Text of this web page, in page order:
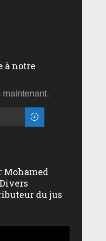
à notre
maintenant.
Mohamed
Divers
du jus